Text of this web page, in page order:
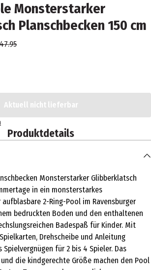
Monsterstarker
Planschbecken 150 cm
Aktuell nicht lieferbar
Produktdetails
Monsterstarker Glibberklatsch
in ein monsterstarkes
aufblasbare 2-Ring-Pool im Ravensburger
bedruckten Boden und den enthaltenen
Badespaß für Kinder. Mit
Drehscheibe und Anleitung
für 2 bis 4 Spieler. Das
die kindgerechte Größe machen den Pool